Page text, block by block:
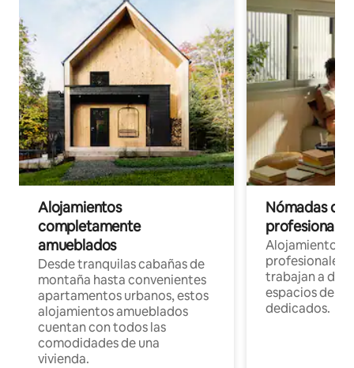
Alojamientos
completamente
amueblados
Desde tranquilas cabañas de
montaña hasta convenientes
apartamentos urbanos, estos
alojamientos amueblados
cuentan con todos las
comodidades de una
vivienda.
Nómadas
Alojamientos
profesionales
trabajan a
espacios de
dedicados.